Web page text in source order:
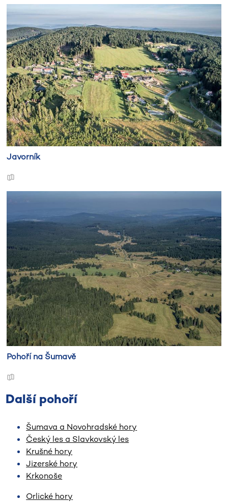
Javorník
Pohoří na Šumavě
Další pohoří
Šumava a Novohradské hory
Český les a Slavkovský les
Krušné hory
Jizerské hory
Krkonoše
Orlické hory